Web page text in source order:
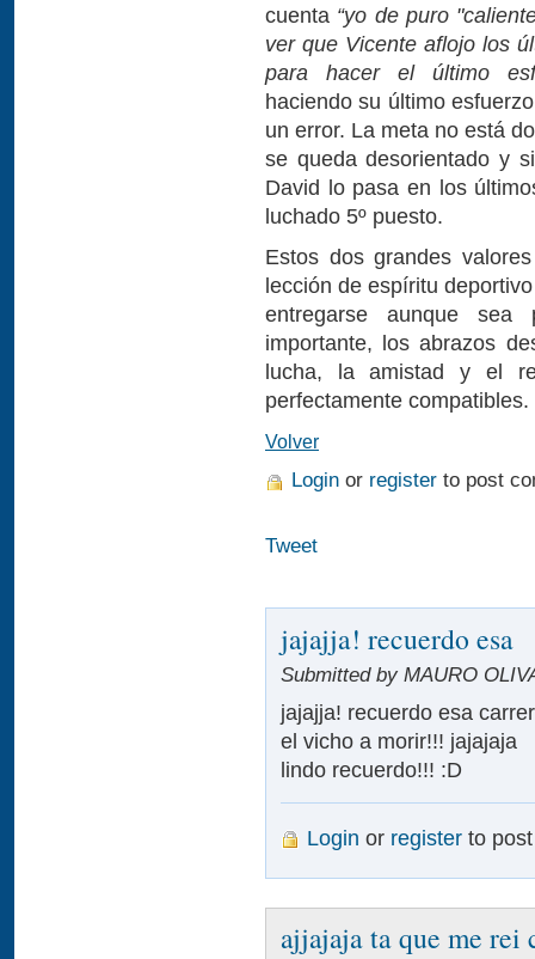
cuenta “yo de puro
ver que Vicente aflojo los
para hacer el último
haciendo su último
un error. La meta no está
se queda desorientado y
David lo pasa en los
luchado 5º puesto.
Estos dos grandes
lección de espíritu
entregarse aunque
importante, los abrazos
lucha, la amistad y el
perfectamente compatibles.
Volver
Login or register to post
Tweet
jajajja! recuerdo esa
Submitted by MAURO
jajajja! recuerdo esa
el vicho a morir!!! jajajaja
lindo recuerdo!!! :D
Login or register to
ajjajaja ta que me rei